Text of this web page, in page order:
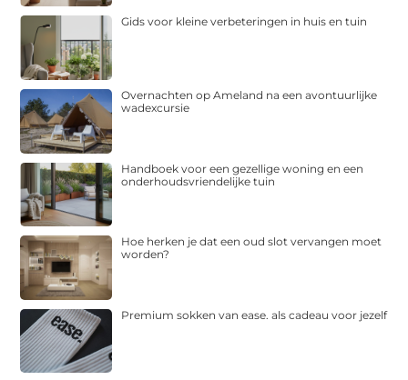
Gids voor kleine verbeteringen in huis en tuin
Overnachten op Ameland na een avontuurlijke
wadexcursie
Handboek voor een gezellige woning en een
onderhoudsvriendelijke tuin
Hoe herken je dat een oud slot vervangen moet
worden?
Premium sokken van ease. als cadeau voor jezelf